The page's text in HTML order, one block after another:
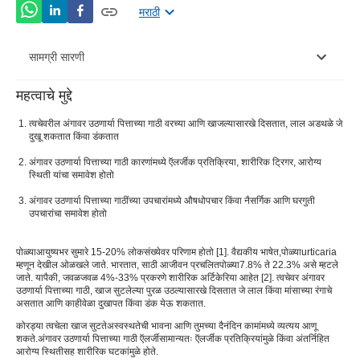
मराठी
सामग्री सारणी
अंगावर उठणार्या पित्ताच्या गाठी काय आहेत?
अंगावर उठणार्या पित्ताच्या गाठी आणि पुरळ यांच्यातील फरक
त्वचेवर अंगावर उठणार्या पित्ताच्या गाठीची लक्षणे
ची कारणेत्वचेवर पोळ्या
शरीराच्या वेगवेगळ्या भागांवर पोळ्या
अंगावर उठणार्या पित्ताच्या गाठी साठी उपचार
अंगावर उठणार्या पित्ताच्या गाठी च्या गुंतागुंत
महत्वाचे मुद्दे
त्वचेवरील अंगावर उठणार्या पित्ताच्या गाठी वरच्या आणि खाजल्यासारखे दिसतात, लाल अडथळे जे
दुखू शकतात किंवा डंकतात
अंगावर उठणार्या पित्ताच्या गाठी कारणांमध्ये ऍलर्जीक प्रतिक्रिया, शारीरिक ट्रिगर, आरोग्य
स्थिती यांचा समावेश होतो
अंगावर उठणार्या पित्ताच्या गाठींच्या उपचारांमध्ये औषधोपचार किंवा नैसर्गिक आणि घरगुती
उपचारांचा समावेश होतो
पोळ्याआयुष्यभर सुमारे 15-20% लोकसंख्येवर परिणाम होतो [1]. वैद्यकीय भाषेत,पोळ्याurticaria
म्हणून देखील ओळखले जाते. भारतात, साठी आजीवन प्रचलितपोळ्या7.8% ते 22.3% असे म्हटले
जाते. यापैकी, जवळजवळ 4%-33% प्रकरणे शारीरिक अर्टिकेरिया आहेत [2]. त्वचेवर अंगावर
उठणार्या पित्ताच्या गाठी, खाज सुटलेल्या पुरळ उठल्यासारखे दिसतात जे लाल किंवा मांसाच्या रंगाचे
असतात आणि काहीवेळा दुखापत किंवा डंक येऊ शकतात.
कोरड्या त्वचेला खाज सुटतेअस्वस्थतेची भावना आणि तुमच्या दैनंदिन कामांमध्ये व्यत्यय आणू
शकते.अंगावर उठणार्या पित्ताच्या गाठी ऍलर्जीसामान्यतः ऍलर्जीक प्रतिक्रियांमुळे किंवा अंतर्निहित
आरोग्य स्थितीसह शारीरिक घटकांमुळे होते.